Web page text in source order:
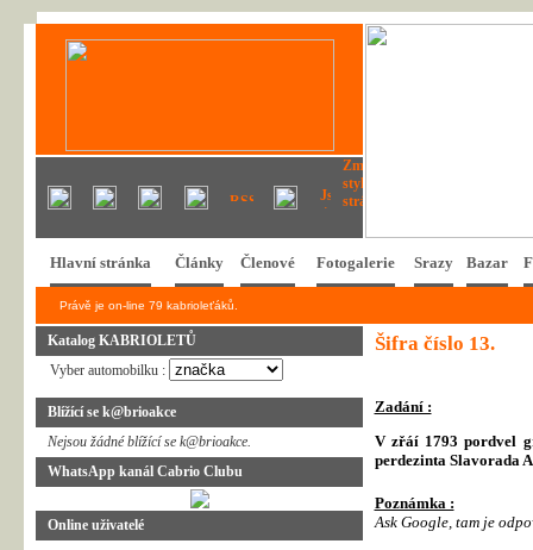
Hlavní stránka Články Členové Fotogalerie Srazy Bazar
Právě je on-line 79 kabrioleťáků.
Katalog KABRIOLETŮ
Vyber automobilku :
Blížící se k@brioakce
Nejsou žádné blížící se k@brioakce.
WhatsApp kanál Cabrio Clubu
Online uživatelé
Šifra číslo 13.
Zadání :
V zřáí 1793 pordvel
perdezinta Slavorada
Poznámka :
Ask Google, tam je